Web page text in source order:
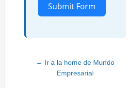
Submit Form
← Ir a la home de Mundo
Empresarial